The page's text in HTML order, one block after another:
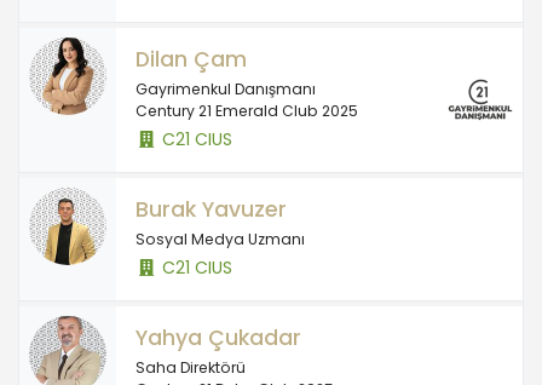
Dilan Çam
Gayrimenkul Danışmanı
Century 21 Emerald Club 2025
C21 CIUS
Burak Yavuzer
Sosyal Medya Uzmanı
C21 CIUS
Yahya Çukadar
Saha Direktörü